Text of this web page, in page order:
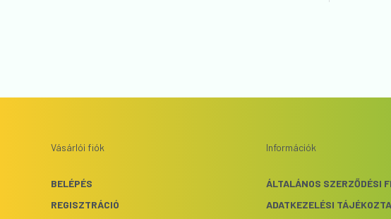
Vásárlói fiók
BELÉPÉS
REGISZTRÁCIÓ
Információk
ÁLTALÁNOS SZERZŐDÉSI
ADATKEZELÉSI